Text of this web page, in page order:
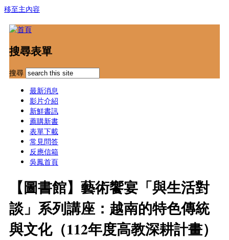
移至主內容
搜尋表單
搜尋
最新消息
影片介紹
新鮮書訊
薦購新書
表單下載
常見問答
反應信箱
吳鳳首頁
【圖書館】藝術饗宴「與生活對
談」系列講座：越南的特色傳統
與文化（112年度高教深耕計畫）